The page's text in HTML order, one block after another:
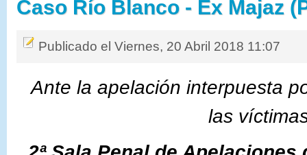
Caso Río Blanco - Ex Majaz
Publicado el Viernes, 20 Abril 2018 11:07
Ante la apelación interpuesta
las